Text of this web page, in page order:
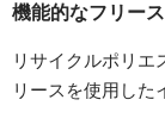
機能的なフリー
リサイクルポリエ
リースを使用した